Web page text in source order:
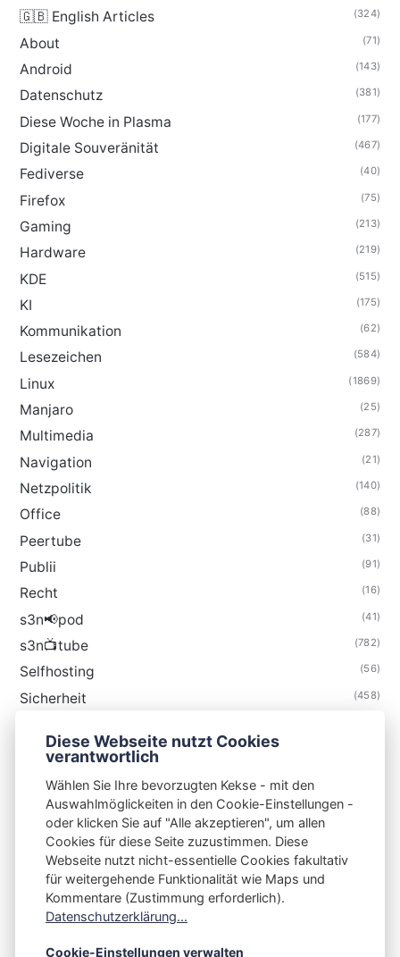
🇬🇧 English Articles (324)
About (71)
Android (143)
Datenschutz (381)
Diese Woche in Plasma (177)
Digitale Souveränität (467)
Fediverse (40)
Firefox (75)
Gaming (213)
Hardware (219)
KDE (515)
KI (175)
Kommunikation (62)
Lesezeichen (584)
Linux (1869)
Manjaro (25)
Multimedia (287)
Navigation (21)
Netzpolitik (140)
Office (88)
Peertube (31)
Publii (91)
Recht (16)
s3n📢pod (41)
s3n📺tube (782)
Selfhosting (56)
Sicherheit (458)
Thunderbird
S3N🧩NET
Integrating Open-Source Blog Network (iOSBN)
Impressum
Kontakt
Diese Webseite nutzt Cookies
verantwortlich
Wählen Sie Ihre bevorzugten Kekse - mit den
Auswahlmöglickeiten in den Cookie-Einstellungen -
oder klicken Sie auf "Alle akzeptieren", um allen
Cookies für diese Seite zuzustimmen. Diese
Webseite nutzt nicht-essentielle Cookies fakultativ
für weitergehende Funktionalität wie Maps und
Kommentare (Zustimmung erforderlich).
Datenschutzerklärung...
Cookie-Einstellungen verwalten